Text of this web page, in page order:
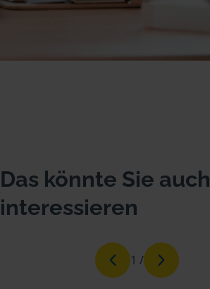
Das könnte Sie auch
interessieren
1 /